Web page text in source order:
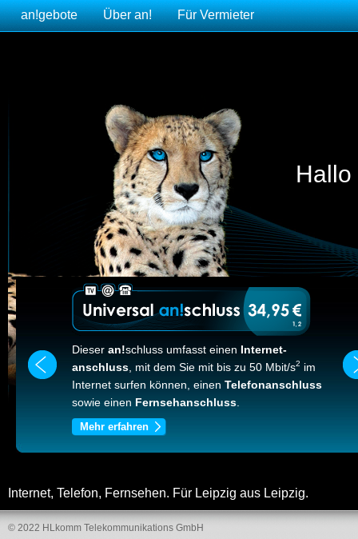
an!gebote Überan! Für Vermieter
Dieser an!schluss umfasst einen Internet-
anschluss , mit dem Sie mit bis zu 50 Mbit/s2 im
Internet surfen können, einen Telefonanschluss
sowie einen Fernsehanschluss
Mehr erfahren
Internet, Telefon, Fernsehen. Für Leipzig aus Leipzig.
© 2022 HLkomm Telekommunikations GmbH